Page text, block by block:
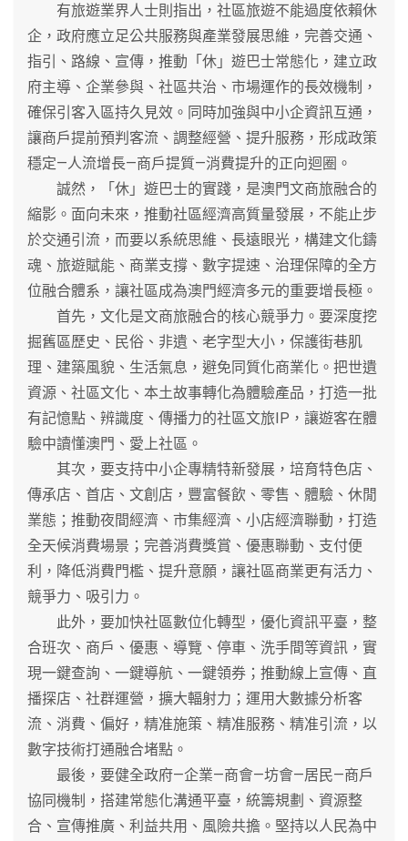
有旅遊業界人士則指出，社區旅遊不能過度依賴休
企，政府應立足公共服務與產業發展思維，完善交通、
指引、路線、宣傳，推動「休」遊巴士常態化，建立政
府主導、企業參與、社區共治、市場運作的長效機制，
確保引客入區持久見效。同時加強與中小企資訊互通，
讓商戶提前預判客流、調整經營、提升服務，形成政策
穩定—人流增長—商戶提質—消費提升的正向迴圈。
誠然，「休」遊巴士的實踐，是澳門文商旅融合的
縮影。面向未來，推動社區經濟高質量發展，不能止步
於交通引流，而要以系統思維、長遠眼光，構建文化鑄
魂、旅遊賦能、商業支撐、數字提速、治理保障的全方
位融合體系，讓社區成為澳門經濟多元的重要增長極。
首先，文化是文商旅融合的核心競爭力。要深度挖
掘舊區歷史、民俗、非遺、老字型大小，保護街巷肌
理、建築風貌、生活氣息，避免同質化商業化。把世遺
資源、社區文化、本土故事轉化為體驗產品，打造一批
有記憶點、辨識度、傳播力的社區文旅IP，讓遊客在體
驗中讀懂澳門、愛上社區。
其次，要支持中小企專精特新發展，培育特色店、
傳承店、首店、文創店，豐富餐飲、零售、體驗、休閒
業態；推動夜間經濟、市集經濟、小店經濟聯動，打造
全天候消費場景；完善消費獎賞、優惠聯動、支付便
利，降低消費門檻、提升意願，讓社區商業更有活力、
競爭力、吸引力。
此外，要加快社區數位化轉型，優化資訊平臺，整
合班次、商戶、優惠、導覽、停車、洗手間等資訊，實
現一鍵查詢、一鍵導航、一鍵領券；推動線上宣傳、直
播探店、社群運營，擴大輻射力；運用大數據分析客
流、消費、偏好，精准施策、精准服務、精准引流，以
數字技術打通融合堵點。
最後，要健全政府—企業—商會—坊會—居民—商戶
協同機制，搭建常態化溝通平臺，統籌規劃、資源整
合、宣傳推廣、利益共用、風險共擔。堅持以人民為中